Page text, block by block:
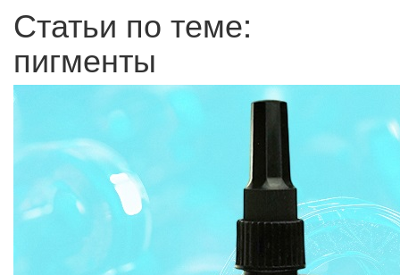
Статьи по теме:
пигменты